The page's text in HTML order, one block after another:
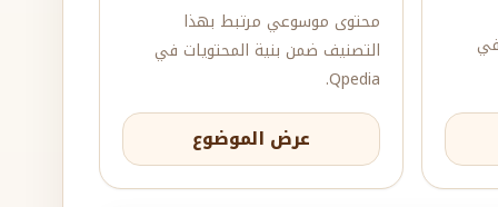
محتوى موسوعي مرتبط بهذا
التصنيف ضمن بنية المحتويات في
Qpedia.
عرض الموضوع